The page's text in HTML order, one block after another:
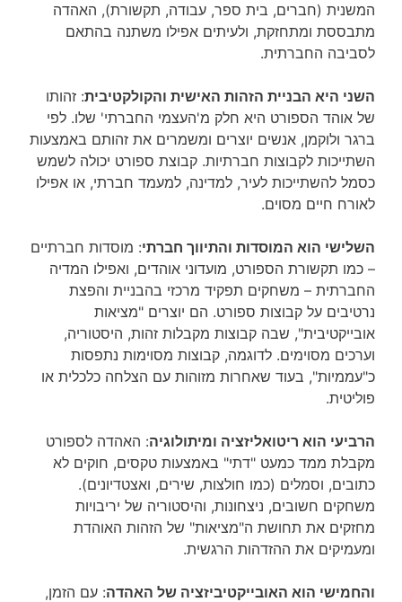
המשנית (חברים, בית ספר, עבודה, תקשורת), האהדה
מתבססת ומתחזקת, ולעיתים אפילו משתנה בהתאם
לסביבה החברתית.
השני היא הבניית הזהות האישית והקולקטיבית: זהותו
של אוהד הספורט היא חלק מ'העצמי החברתי' שלו. לפי
ברגר ולוקמן, אנשים יוצרים ומשמרים את זהותם באמצעות
השתייכות לקבוצות חברתיות. קבוצת ספורט יכולה לשמש
כסמל להשתייכות לעיר, למדינה, למעמד חברתי, או אפילו
לאורח חיים מסוים.
השלישי הוא המוסדות והתיווך חברתי: מוסדות חברתיים
– כמו תקשורת הספורט, מועדוני אוהדים, ואפילו המדיה
החברתית – משחקים תפקיד מרכזי בהבניית והפצת
נרטיבים על קבוצות ספורט. הם יוצרים "מציאות
אובייקטיבית", שבה קבוצות מקבלות זהות, היסטוריה,
וערכים מסוימים. לדוגמה, קבוצות מסוימות נתפסות
כ"עממיות", בעוד שאחרות מזוהות עם הצלחה כלכלית או
פוליטית.
הרביעי הוא ריטואליזציה ומיתולוגיה: האהדה לספורט
מקבלת ממד כמעט "דתי" באמצעות טקסים, חוקים לא
כתובים, וסמלים (כמו חולצות, שירים, ואצטדיונים).
משחקים חשובים, ניצחונות, והיסטוריה של יריבויות
מחזקים את תחושת ה"מציאות" של הזהות האוהדת
ומעמיקים את ההזדהות הרגשית.
והחמישי הוא האובייקטיביזציה של האהדה: עם הזמן,